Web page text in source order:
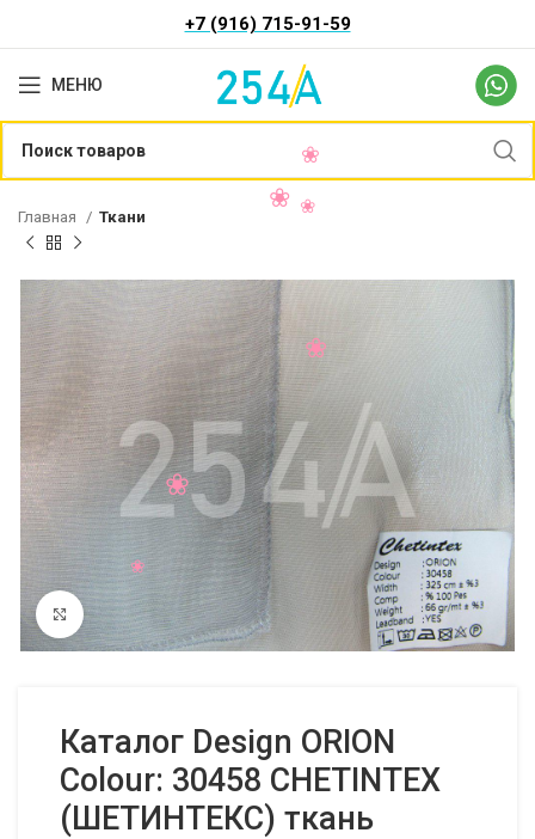
+7 (916) 715-91-59
МЕНЮ
Главная Ткани
Нажмите, чтобы увеличить
Каталог Design ORION
Colour: 30458 CHETINTEX
(ШЕТИНТЕКС) ткань